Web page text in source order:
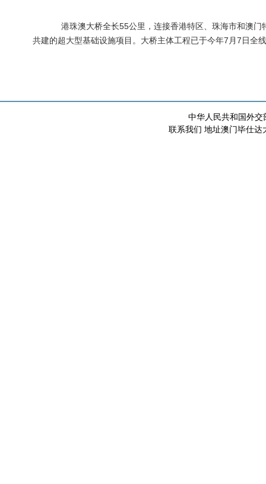
港珠澳大桥全长55公里，连接香港特区、珠海市和澳门
共建的超大型基础设施项目。大桥主体工程已于今年7月7日全
中华人民共和国外
联系我们 地址澳门毕仕